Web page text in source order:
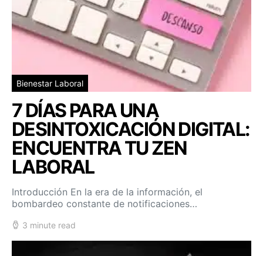
Bienestar Laboral
7 DÍAS PARA UNA
DESINTOXICACIÓN DIGITAL:
ENCUENTRA TU ZEN
LABORAL
Introducción En la era de la información, el
bombardeo constante de notificaciones…
3 minute read